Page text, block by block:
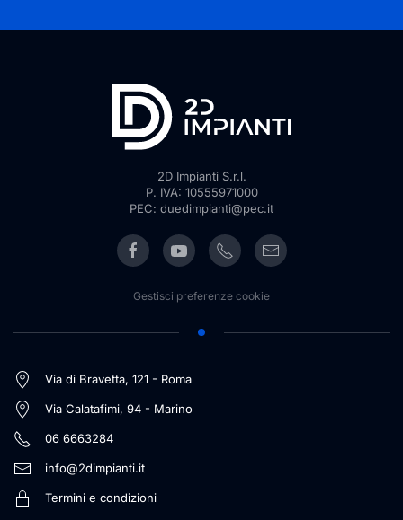
2D Impianti S.r.l.
P. IVA: 10555971000
PEC: duedimpianti@pec.it
Gestisci preferenze cookie
Via di Bravetta, 121 - Roma
Via Calatafimi, 94 - Marino
06 6663284
info@2dimpianti.it
Termini e condizioni